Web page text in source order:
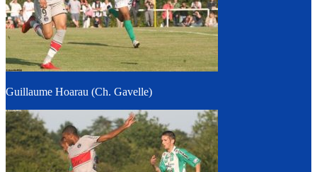
Guillaume Hoarau (Ch. Gavelle)